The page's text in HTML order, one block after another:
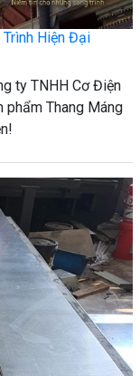
Hiện Đại
ty TNHH Cơ Điện
phẩm Thang Máng